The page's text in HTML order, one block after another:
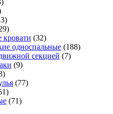
кровати (32)
односпальные (188)
секцией (7)
(9)
(77)
(71)